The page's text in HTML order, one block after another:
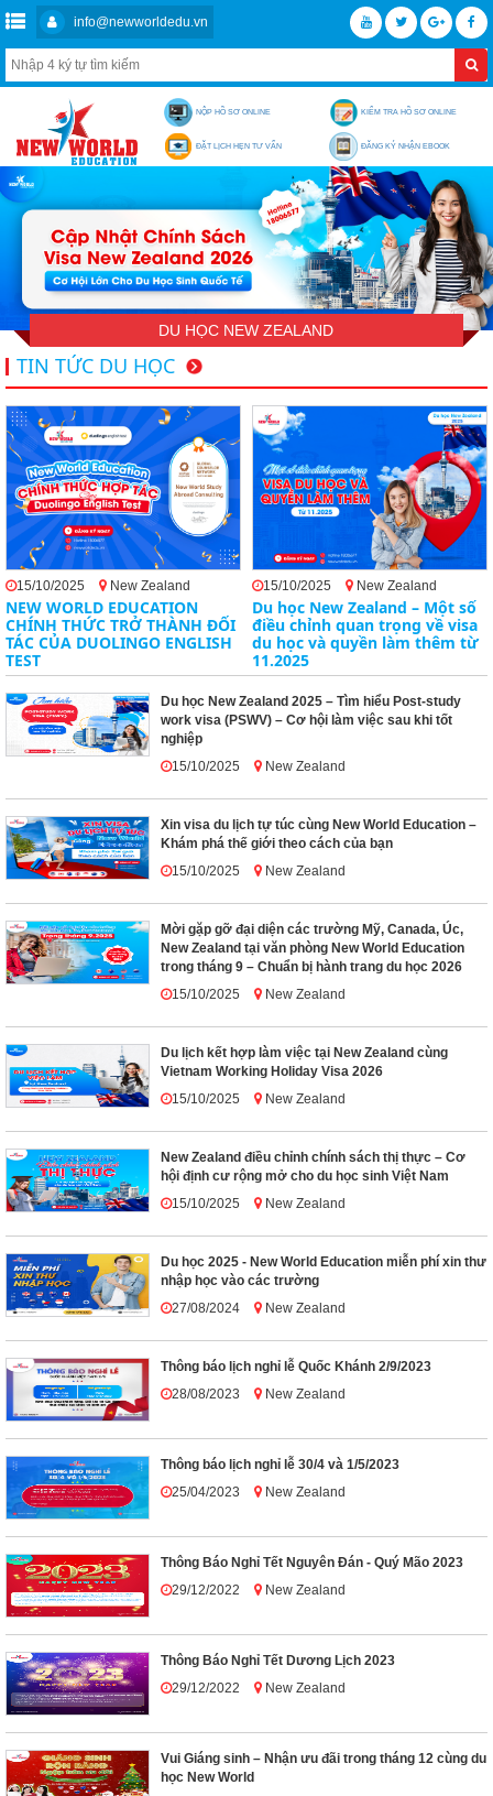
info@newworldedu.vn
NỘP HỒ SƠ ONLINE KIỂM TRA HỒ SƠ ONLINE
ĐẶT LỊCH HẸN TƯ VẤN ĐĂNG KÝ NHẬN EBOOK
DU HỌC NEW ZEALAND
TIN TỨC DU HỌC
15/10/2025 New Zealand
NEW WORLD EDUCATION
CHÍNH THỨC TRỞ THÀNH ĐỐI
TÁC CỦA DUOLINGO ENGLISH
TEST
15/10/2025 New Zealand
Du học New Zealand – Một số
điều chỉnh quan trọng về visa
du học và quyền làm thêm từ
11.2025
Du học New Zealand 2025 – Tìm hiểu Post-study
work visa (PSWV) – Cơ hội làm việc sau khi tốt
nghiệp
15/10/2025
New Zealand
Xin visa du lịch tự túc cùng New World Education –
Khám phá thế giới theo cách của bạn
15/10/2025
New Zealand
Mời gặp gỡ đại diện các trường Mỹ, Canada, Úc,
New Zealand tại văn phòng New World Education
trong tháng 9 – Chuẩn bị hành trang du học 2026
15/10/2025
New Zealand
Du lịch kết hợp làm việc tại New Zealand cùng
Vietnam Working Holiday Visa 2026
15/10/2025
New Zealand
New Zealand điều chỉnh chính sách thị thực – Cơ
hội định cư rộng mở cho du học sinh Việt Nam
15/10/2025
New Zealand
Du học 2025 - New World Education miễn phí xin thư
nhập học vào các trường
27/08/2024
New Zealand
Thông báo lịch nghỉ lễ Quốc Khánh 2/9/2023
28/08/2023
New Zealand
Thông báo lịch nghỉ lễ 30/4 và 1/5/2023
25/04/2023
New Zealand
Thông Báo Nghỉ Tết Nguyên Đán - Quý Mão 2023
29/12/2022
New Zealand
Thông Báo Nghỉ Tết Dương Lịch 2023
29/12/2022
New Zealand
Vui Giáng sinh – Nhận ưu đãi trong tháng 12 cùng du
học New World